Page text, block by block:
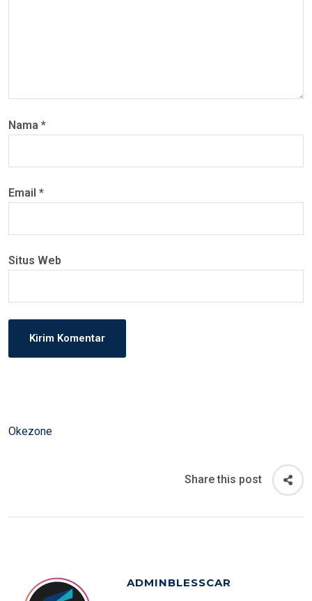
Nama *
Email *
Situs Web
Okezone
Share this post
ADMINBLESSCAR